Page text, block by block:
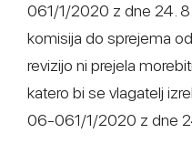
061/1/2020 z dne 24.
komisija do sprejema
revizijo ni prejela
katero bi se vlagatelj
06-061/1/2020 z dne